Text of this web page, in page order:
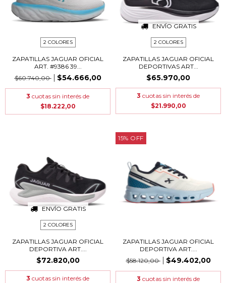
2 COLORES
ZAPATILLAS JAGUAR OFICIAL
ART. #9386 39...
$60.740,00
$54.666,00
3 cuotas sin interés de
$18.222,00
ENVÍO GRATIS
2 COLORES
ZAPATILLAS JAGUAR OFICIAL
DEPORTIVAS ART...
$65.970,00
3 cuotas sin interés de
$21.990,00
ENVÍO GRATIS
2 COLORES
ZAPATILLAS JAGUAR OFICIAL
DEPORTIVA ART....
$72.820,00
3 cuotas sin interés de
15% OFF
ZAPATILLAS JAGUAR OFICIAL
DEPORTIVA ART....
$58.120,00
$49.402,00
3 cuotas sin interés de